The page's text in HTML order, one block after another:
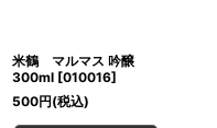
米鶴 マルマス 吟醸
300ml [010016]
500円(税込)